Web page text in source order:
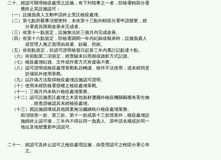
二十、經認可辦理檢疫處理之設施，有下列情事之一者，防檢署轄區分署
應終止其設施認可：
（一）設施負責人主動申請終止受託檢疫處理。
（二）第七點所載事項變更時，未依第十三點向轄區分署申請變更，經
分署責其限期改善未完成者。
（三）依第十一點規定，設施無法於三個月內完成改善。
（四）依第十六點規定，防檢署調閱一年內紀錄或報表時，設施負責人
或管理人無正當理由規避、妨礙、拒絕。
（五）依前點規定，於認可證明核發日起算三年內累計記點達十點。
（六）依前點第二項規定，經查驗未以照相或錄影方式記錄。
（七）檢疫處理紀錄、文件或作業方式有虛偽不實。
（八）認可證明或檢疫處理章戳私自轉讓、移作不法使用；或未經同意
於場區外使用章戳。
（九）以詐偽方法取得檢疫處理設施認可證明。
（十）使用未經防檢署授權之檢疫處理章戳。
（十一）三個月內未執行檢疫處理業務。
（十二）認可設施受託處理之木質包裝材遭國外檢疫機關截獲有害生物
，經查證確認其未經檢疫處理。
（十三）因設施損壞或其他因素無法繼續執行檢疫處理業務。
前項除第一款、第三款、第十一款或第十三款情形外，檢疫處理設
施經終止認可後，三年內不得以同一負責人、原申請名稱或於同一
地址及地號重新申請認可。
二十一、經認可及終止認可之檢疫處理設施，由受理認可之轄區分署公布
之。